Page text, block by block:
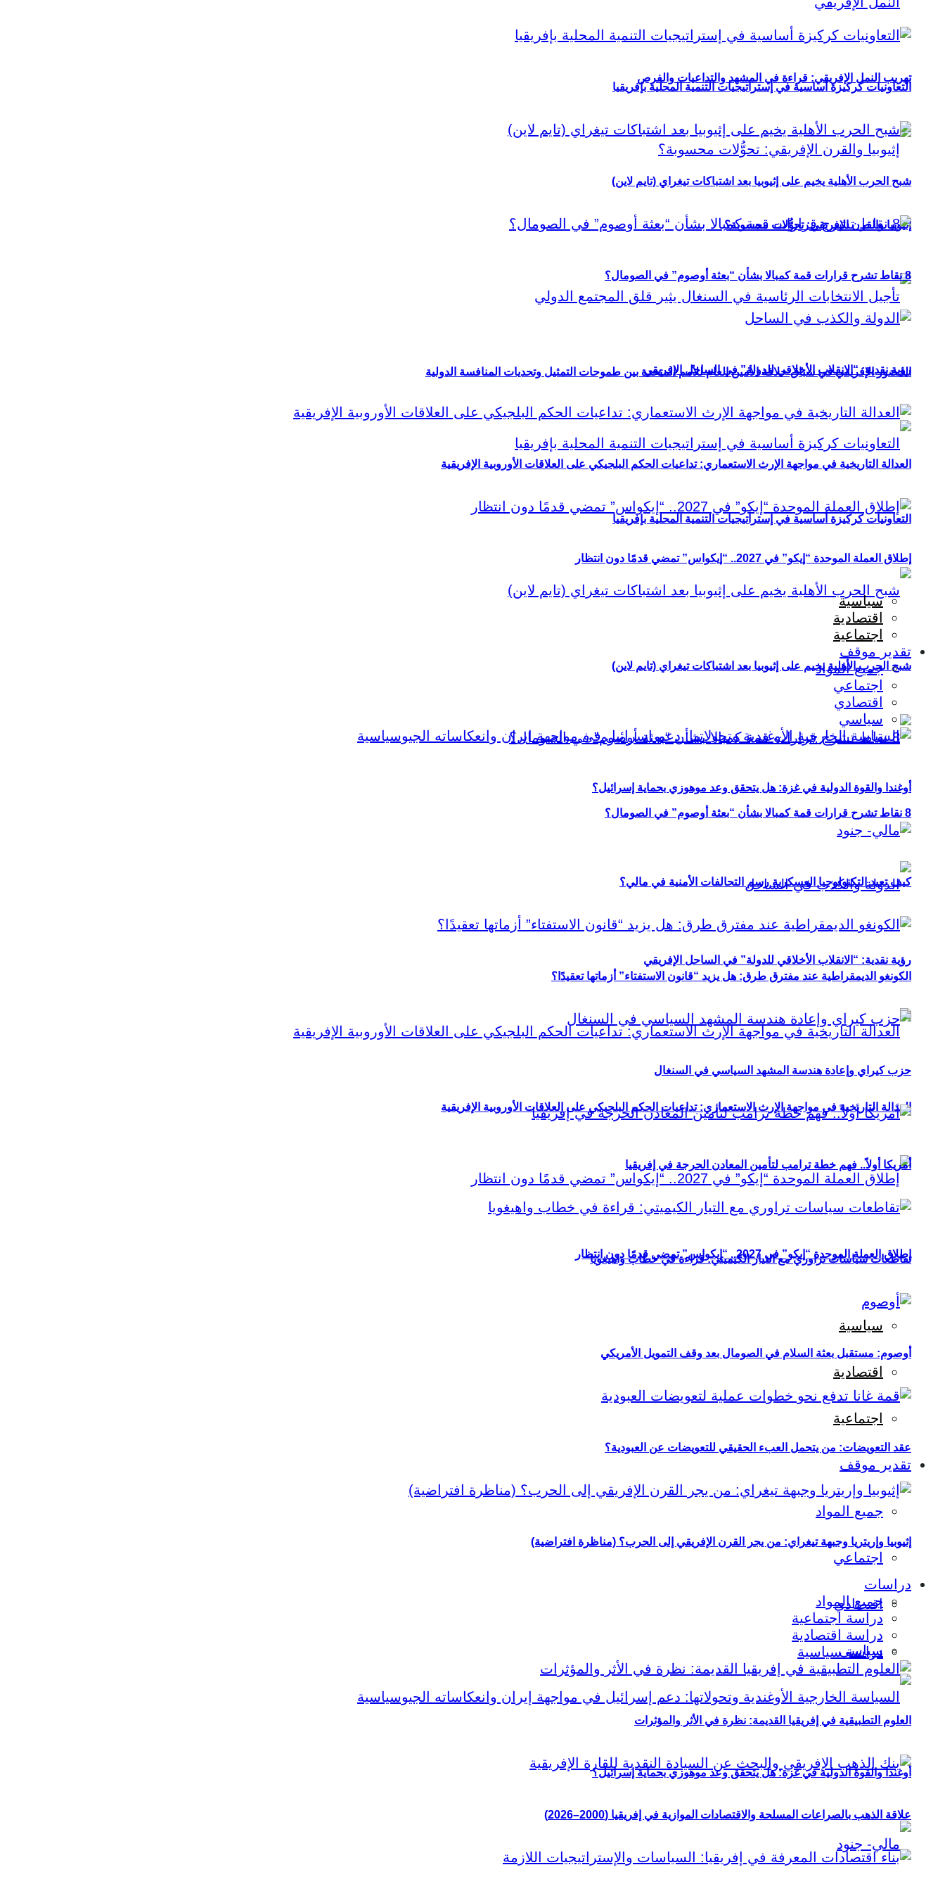
تهريب النمل الإفريقي: قراءة في المشهد والتداعيات والفرص
إثيوبيا والقرن الإفريقي: تحوُّلات محسوبة؟
الحضور الإفريقي في سباق خلافة الأمين العام للأمم المتحدة بين طموحات التمثيل وتحديات المنافسة الدولية
التعاونيات كركيزة أساسية في إستراتيجيات التنمية المحلية بإفريقيا
شبح الحرب الأهلية يخيم على إثيوبيا بعد اشتباكات تيغراي (تايم لاين)
8 نقاط تشرح قرارات قمة كمبالا بشأن “بعثة أوصوم” في الصومال؟
رؤية نقدية: “الانقلاب الأخلاقي للدولة” في الساحل الإفريقي
العدالة التاريخية في مواجهة الإرث الاستعماري: تداعيات الحكم البلجيكي على العلاقات الأوروبية الإفريقية
إطلاق العملة الموحدة “إيكو” في 2027.. “إيكواس” تمضي قدمًا دون انتظار
سياسية
اقتصادية
اجتماعية
تقدير موقف
جميع المواد
اجتماعي
اقتصادي
سياسي
أوغندا والقوة الدولية في غزة: هل يتحقق وعد موهوزي بحماية إسرائيل؟
التعاونيات كركيزة أساسية في إستراتيجيات التنمية المحلية بإفريقيا
شبح الحرب الأهلية يخيم على إثيوبيا بعد اشتباكات تيغراي (تايم لاين)
8 نقاط تشرح قرارات قمة كمبالا بشأن “بعثة أوصوم” في الصومال؟
رؤية نقدية: “الانقلاب الأخلاقي للدولة” في الساحل الإفريقي
العدالة التاريخية في مواجهة الإرث الاستعماري: تداعيات الحكم البلجيكي على العلاقات الأوروبية الإفريقية
إطلاق العملة الموحدة “إيكو” في 2027.. “إيكواس” تمضي قدمًا دون انتظار
سياسية
اقتصادية
اجتماعية
تقدير موقف
جميع المواد
اجتماعي
اقتصادي
سياسي
أوغندا والقوة الدولية في غزة: هل يتحقق وعد موهوزي بحماية إسرائيل؟
كيف تعيد التكنولوجيا العسكرية رسم التحالفات الأمنية في مالي؟
الكونغو الديمقراطية عند مفترق طرق: هل يزيد “قانون الاستفتاء” أزماتها تعقيدًا؟
حزب كيراي وإعادة هندسة المشهد السياسي في السنغال
أمريكا أولاً.. فهم خطة ترامب لتأمين المعادن الحرجة في إفريقيا
تقاطعات سياسات تراوري مع التيار الكيميتي: قراءة في خطاب واهيغويا
أوصوم: مستقبل بعثة السلام في الصومال بعد وقف التمويل الأمريكي
عقد التعويضات: من يتحمل العبء الحقيقي للتعويضات عن العبودية؟
إثيوبيا وإريتريا وجبهة تيغراي: من يجر القرن الإفريقي إلى الحرب؟ (مناظرة افتراضية)
دراسات
جميع المواد
دراسة اجتماعية
دراسة اقتصادية
دراسة سياسية
العلوم التطبيقية في إفريقيا القديمة: نظرة في الأثر والمؤثرات
علاقة الذهب بالصراعات المسلحة والاقتصادات الموازية في إفريقيا (2000–2026)